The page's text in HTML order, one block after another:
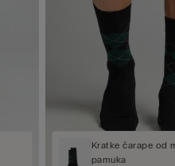
Kratke čarape od
pamuka